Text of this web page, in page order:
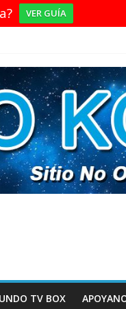
VER GUÍA
TV BOX